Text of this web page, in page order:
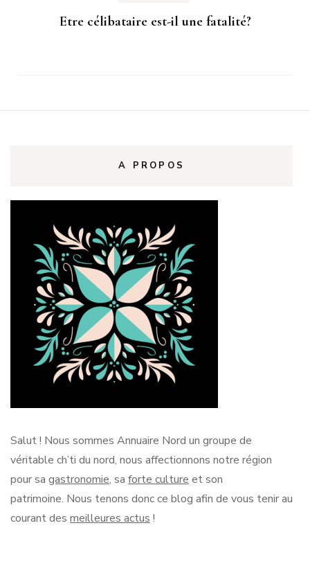
Etre célibataire est-il une fatalité?
A PROPOS
Salut ! Nous sommes Annuaire Nord un groupe de
véritable ch’ti du nord, nous affectionnons notre région
pour sa gastronomie, sa forte culture et son
patrimoine. Nous tenons donc ce blog afin de vous tenir au
courant des meilleures actus !